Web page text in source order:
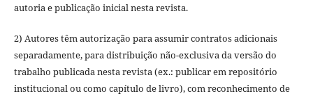
autoria e publicação inicial nesta revista.
2) Autores têm autorização para assumir contratos adicionais
separadamente, para distribuição não-exclusiva da versão do
trabalho publicada nesta revista (ex.: publicar em repositório
institucional ou como capítulo de livro), com reconhecimento de